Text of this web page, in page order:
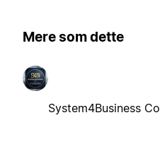
Mere som dette
System4Business Co